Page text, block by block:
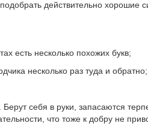
подобрать действительно хорошие
есть несколько похожих букв;
несколько раз туда и обратно;
себя в руки, запасаются
что тоже к добру не